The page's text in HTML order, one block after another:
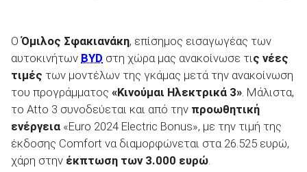
Καινούρια
ΑΝΑΖΗΤΗΣΗ
ΟΌμιλος Σφακιανάκη, επίσημος εισαγωγέας των
αυτοκινήτων BYD στη χώρα μας ανακοίνωσε τις νέες
τιμές των μοντέλων της γκάμας μετά την ανακοίνωση
του προγράμματος «Κινούμαι Ηλεκτρικά 3» . Μάλιστα,
το Atto 3 συνοδεύεται και από την προωθητική
ενέργεια «Euro 2024 Electric Bonus», με την τιμή της
έκδοσης Comfort να διαμορφώνεται στα 26.525 ευρώ,
χάρη στην έκπτωση των 3.000 ευρώ